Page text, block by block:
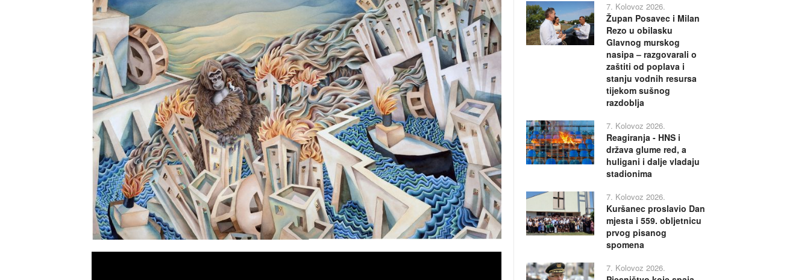
7. Kolovoz 2026.
Župan Posavec i Milan
Rezo u obilasku
Glavnog murskog
nasipa – razgovarali o
zaštiti od poplava i
stanju vodnih resursa
tijekom sušnog
razdoblja
7. Kolovoz 2026.
Reagiranja - HNS i
država glume red, a
huligani i dalje vladaju
stadionima
7. Kolovoz 2026.
Kuršanec proslavio Dan
mjesta i 559. obljetnicu
prvog pisanog
spomena
7. Kolovoz 2026.